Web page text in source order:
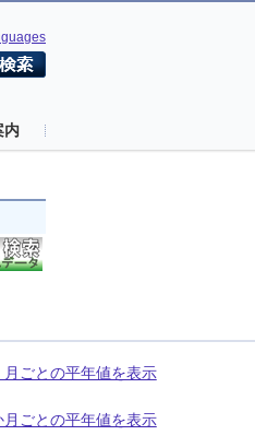
内
月ごとの平年値を表示
月ごとの平年値を表示